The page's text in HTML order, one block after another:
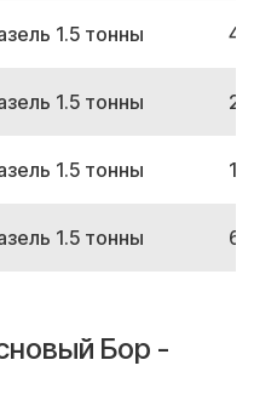
1.5 тонны
1.5 тонны
1.5 тонны
1.5 тонны
Бор -